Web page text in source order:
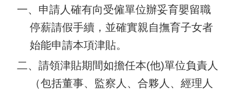
一、申請人確有向受僱單位辦妥育嬰留職
停薪請假手續，並確實親自撫育子女者
始能申請本項津貼。
二、請領津貼期間如擔任本(他)單位負責人
（包括董事、監察人、合夥人、經理人